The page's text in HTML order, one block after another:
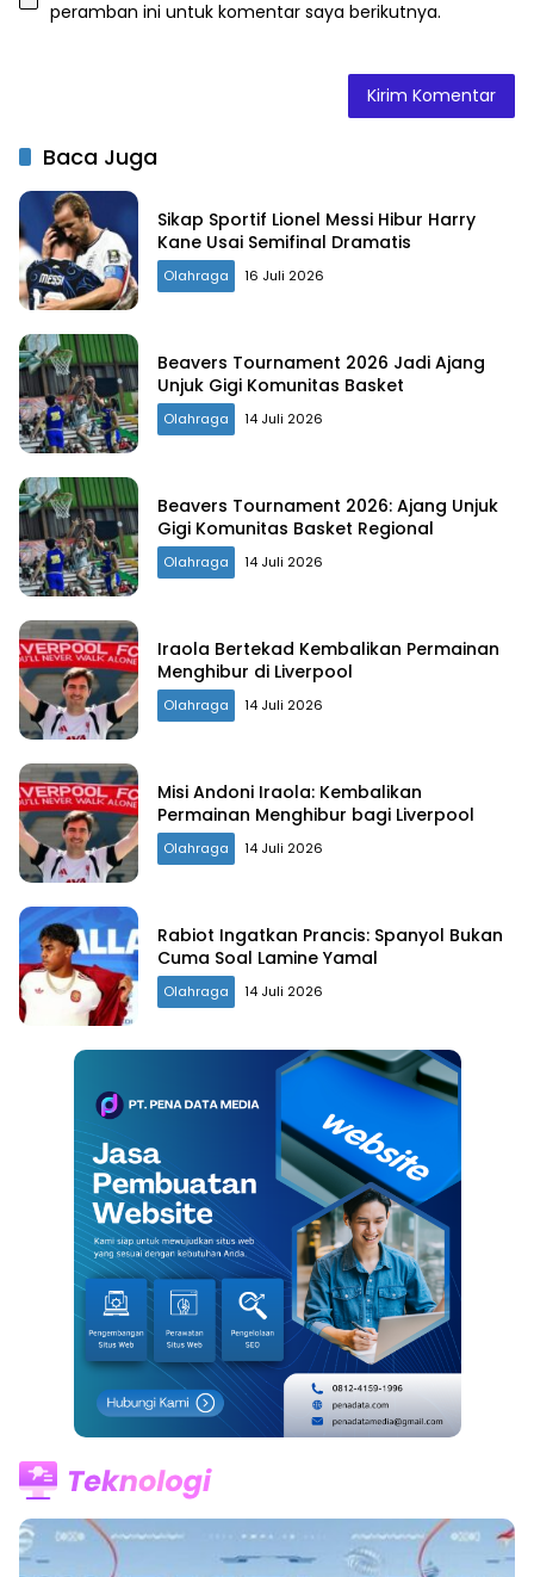
peramban ini untuk komentar saya berikutnya.
Baca Juga
Sikap Sportif Lionel Messi Hibur Harry
Kane Usai Semifinal Dramatis
Olahraga 16 Juli 2026
Beavers Tournament 2026 Jadi Ajang
Unjuk Gigi Komunitas Basket
Olahraga 14 Juli 2026
Beavers Tournament 2026: Ajang Unjuk
Gigi Komunitas Basket Regional
Olahraga 14 Juli 2026
Iraola Bertekad Kembalikan Permainan
Menghibur di Liverpool
Olahraga 14 Juli 2026
Misi Andoni Iraola: Kembalikan
Permainan Menghibur bagi Liverpool
Olahraga 14 Juli 2026
Rabiot Ingatkan Prancis: Spanyol Bukan
Cuma Soal Lamine Yamal
Olahraga 14 Juli 2026